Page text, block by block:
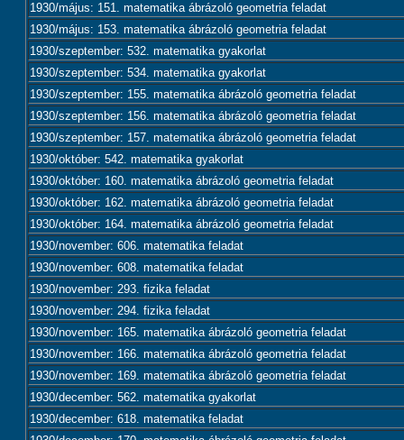
1930/május: 151. matematika ábrázoló geometria feladat
1930/május: 153. matematika ábrázoló geometria feladat
1930/szeptember: 532. matematika gyakorlat
1930/szeptember: 534. matematika gyakorlat
1930/szeptember: 155. matematika ábrázoló geometria feladat
1930/szeptember: 156. matematika ábrázoló geometria feladat
1930/szeptember: 157. matematika ábrázoló geometria feladat
1930/október: 542. matematika gyakorlat
1930/október: 160. matematika ábrázoló geometria feladat
1930/október: 162. matematika ábrázoló geometria feladat
1930/október: 164. matematika ábrázoló geometria feladat
1930/november: 606. matematika feladat
1930/november: 608. matematika feladat
1930/november: 293. fizika feladat
1930/november: 294. fizika feladat
1930/november: 165. matematika ábrázoló geometria feladat
1930/november: 166. matematika ábrázoló geometria feladat
1930/november: 169. matematika ábrázoló geometria feladat
1930/december: 562. matematika gyakorlat
1930/december: 618. matematika feladat